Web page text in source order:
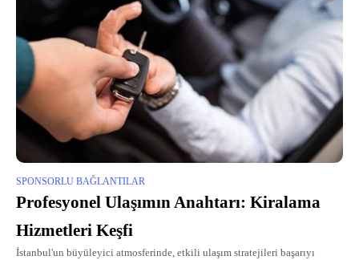
SPONSORLU BAĞLANTILAR
Profesyonel Ulaşımın Anahtarı: Kiralama
Hizmetleri Keşfi
İstanbul'un büyüleyici atmosferinde, etkili ulaşım stratejileri başarıyı